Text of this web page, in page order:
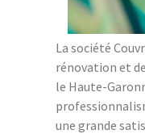
La société
rénovation et
le Haute-
une grande